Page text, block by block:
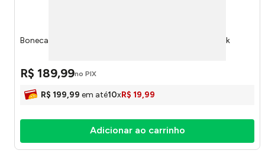
Boneca Princesa Rapunzel Mini My Size 1762 - Novabrink
R$ 189,99no PIX
R$ 199,99 em até10xR$ 19,99
Adicionar ao carrinho